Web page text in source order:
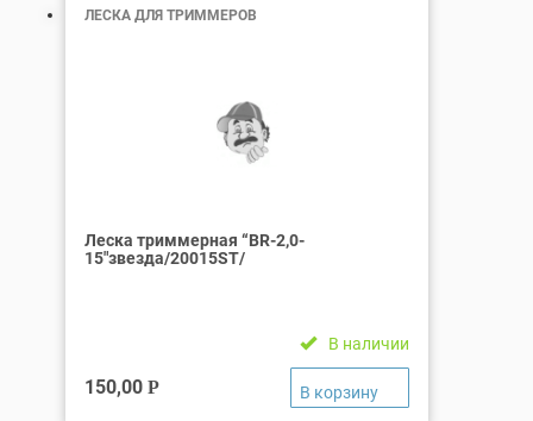
ЛЕСКА ДЛЯ ТРИММЕРОВ
Леска триммерная “BR-2,0-
15″звезда/20015ST/
В наличии
150,00 Р